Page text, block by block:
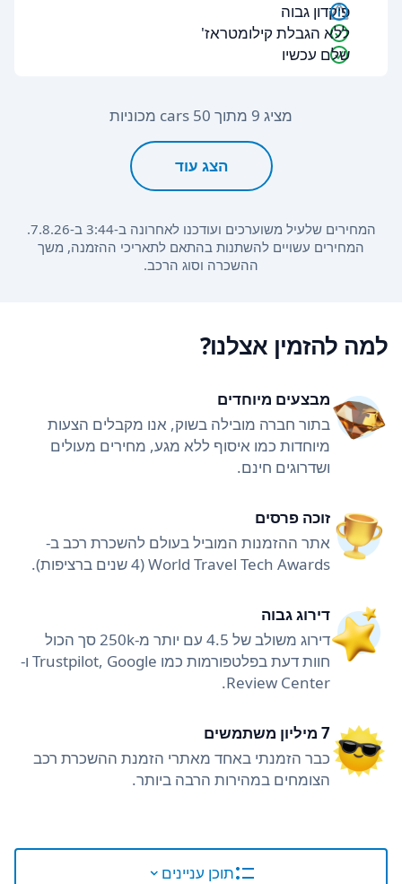
פיקדון גבוה
ללא הגבלת קילומטראז'
שלם עכשיו
מציג 9 מתוך 50 cars מכוניות
הצג עוד
המחירים שלעיל משוערכים ועודכנו לאחרונה ב-3:44 ב-7.8.26.
המחירים עשויים להשתנות בהתאם לתאריכי ההזמנה, משך
ההשכרה וסוג הרכב.
למה להזמין אצלנו?
מבצעים מיוחדים
בתור חברה מובילה בשוק, אנו מקבלים הצעות
מיוחדות כמו איסוף ללא מגע, מחירים מעולים
ושדרוגים חינם.
זוכה פרסים
אתר ההזמנות המוביל בעולם להשכרת רכב ב-
World Travel Tech Awards (4 שנים ברציפות).
דירוג גבוה
דירוג משולב של 4.5 עם יותר מ-250k סך הכול
חוות דעת בפלטפורמות כמו Trustpilot, Google ו-
Review Center.
7 מיליון משתמשים
כבר הזמנתי באחד מאתרי הזמנת ההשכרת רכב
הצומחים במהירות הרבה ביותר.
תוכן עניינים